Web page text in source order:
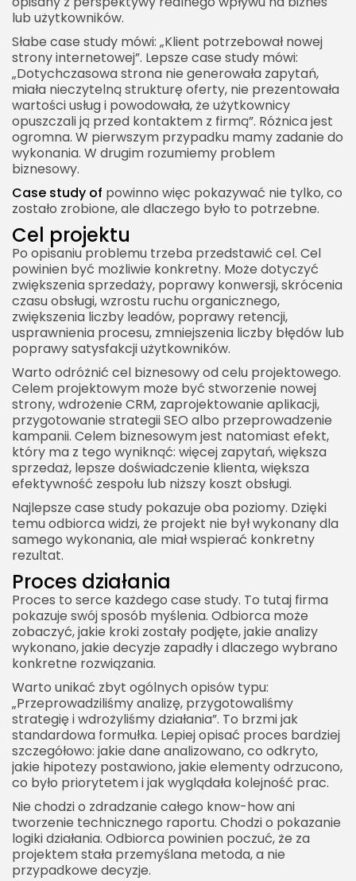
lub użytkowników.
Słabe case study mówi: „Klient potrzebował nowej
strony internetowej”. Lepsze case study mówi:
„Dotychczasowa strona nie generowała zapytań,
miała nieczytelną strukturę oferty, nie prezentowała
wartości usług i powodowała, że użytkownicy
opuszczali ją przed kontaktem z firmą”. Różnica jest
ogromna. W pierwszym przypadku mamy zadanie do
wykonania. W drugim rozumiemy problem
biznesowy.
Case study of powinno więc pokazywać nie tylko, co
zostało zrobione, ale dlaczego było to potrzebne.
Cel projektu
Po opisaniu problemu trzeba przedstawić cel. Cel
powinien być możliwie konkretny. Może dotyczyć
zwiększenia sprzedaży, poprawy konwersji, skrócenia
czasu obsługi, wzrostu ruchu organicznego,
zwiększenia liczby leadów, poprawy retencji,
usprawnienia procesu, zmniejszenia liczby błędów lub
poprawy satysfakcji użytkowników.
Warto odróżnić cel biznesowy od celu projektowego.
Celem projektowym może być stworzenie nowej
strony, wdrożenie CRM, zaprojektowanie aplikacji,
przygotowanie strategii SEO albo przeprowadzenie
kampanii. Celem biznesowym jest natomiast efekt,
który ma z tego wyniknąć: więcej zapytań, większa
sprzedaż, lepsze doświadczenie klienta, większa
efektywność zespołu lub niższy koszt obsługi.
Najlepsze case study pokazuje oba poziomy. Dzięki
temu odbiorca widzi, że projekt nie był wykonany dla
samego wykonania, ale miał wspierać konkretny
rezultat.
Proces działania
Proces to serce każdego case study. To tutaj firma
pokazuje swój sposób myślenia. Odbiorca może
zobaczyć, jakie kroki zostały podjęte, jakie analizy
wykonano, jakie decyzje zapadły i dlaczego wybrano
konkretne rozwiązania.
Warto unikać zbyt ogólnych opisów typu:
„Przeprowadziliśmy analizę, przygotowaliśmy
strategię i wdrożyliśmy działania”. To brzmi jak
standardowa formułka. Lepiej opisać proces bardziej
szczegółowo: jakie dane analizowano, co odkryto,
jakie hipotezy postawiono, jakie elementy odrzucono,
co było priorytetem i jak wyglądała kolejność prac.
Nie chodzi o zdradzanie całego know-how ani
tworzenie technicznego raportu. Chodzi o pokazanie
logiki działania. Odbiorca powinien poczuć, że za
projektem stała przemyślana metoda, a nie
przypadkowe decyzje.
Case study of content marketing
Jakość ponad ilość
Case study of sales process
Optymalizacja sprzedaży
Wpływ na zespół
Case study of customer success
Utrzymanie klienta
Wartość po zakupie
Case study of innovation
Innowacja jako odpowiedź na problem
Eksperymentowanie
Case study of leadership
Przywództwo w konkretnym kontekście
Case study of change management
Zarządzanie zmianą
Znaczenie komunikacji
Case study of crisis management
Analiza kryzysu
Wartość edukacyjna
Case study of jako narzędzie rekrutacyjne
Znaczenie roli autora
Jak promować case study of
Strona internetowa
Blog i SEO
Social media
Newsletter
Sprzedaż bezpośrednia
Jak mierzyć skuteczność case study
Ruch i widoczność
Zaangażowanie
Wpływ na sprzedaż
Dlaczego case study of powinno być długie i